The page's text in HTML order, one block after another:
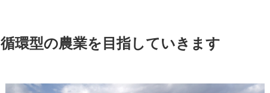
循環型の農業を目指していきます